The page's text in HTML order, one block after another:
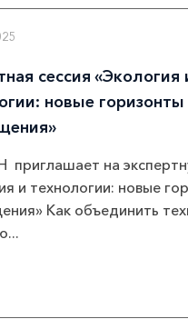
сессия «Экология
новые горизонты
приглашает на
и технологии: новые
Как объединить